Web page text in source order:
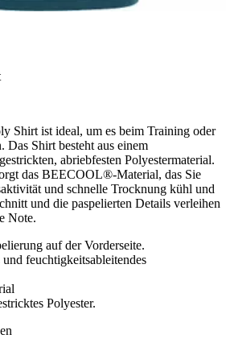
Shirt ist ideal, um es beim Training oder
Das Shirt besteht aus einem
abriebfesten Polyestermaterial.
das BEECOOL®-Material, das Sie
und schnelle Trocknung kühl und
und die paspelierten Details verleihen
Note.
auf der Vorderseite.
feuchtigkeitsableitendes
Polyester.